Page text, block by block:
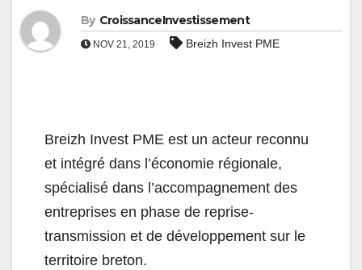
By CroissanceInvestissement
NOV 21, 2019 Breizh Invest PME
Breizh Invest PME est un acteur reconnu
et intégré dans l’économie régionale,
spécialisé dans l’accompagnement des
entreprises en phase de reprise-
transmission et de développement sur le
territoire breton.